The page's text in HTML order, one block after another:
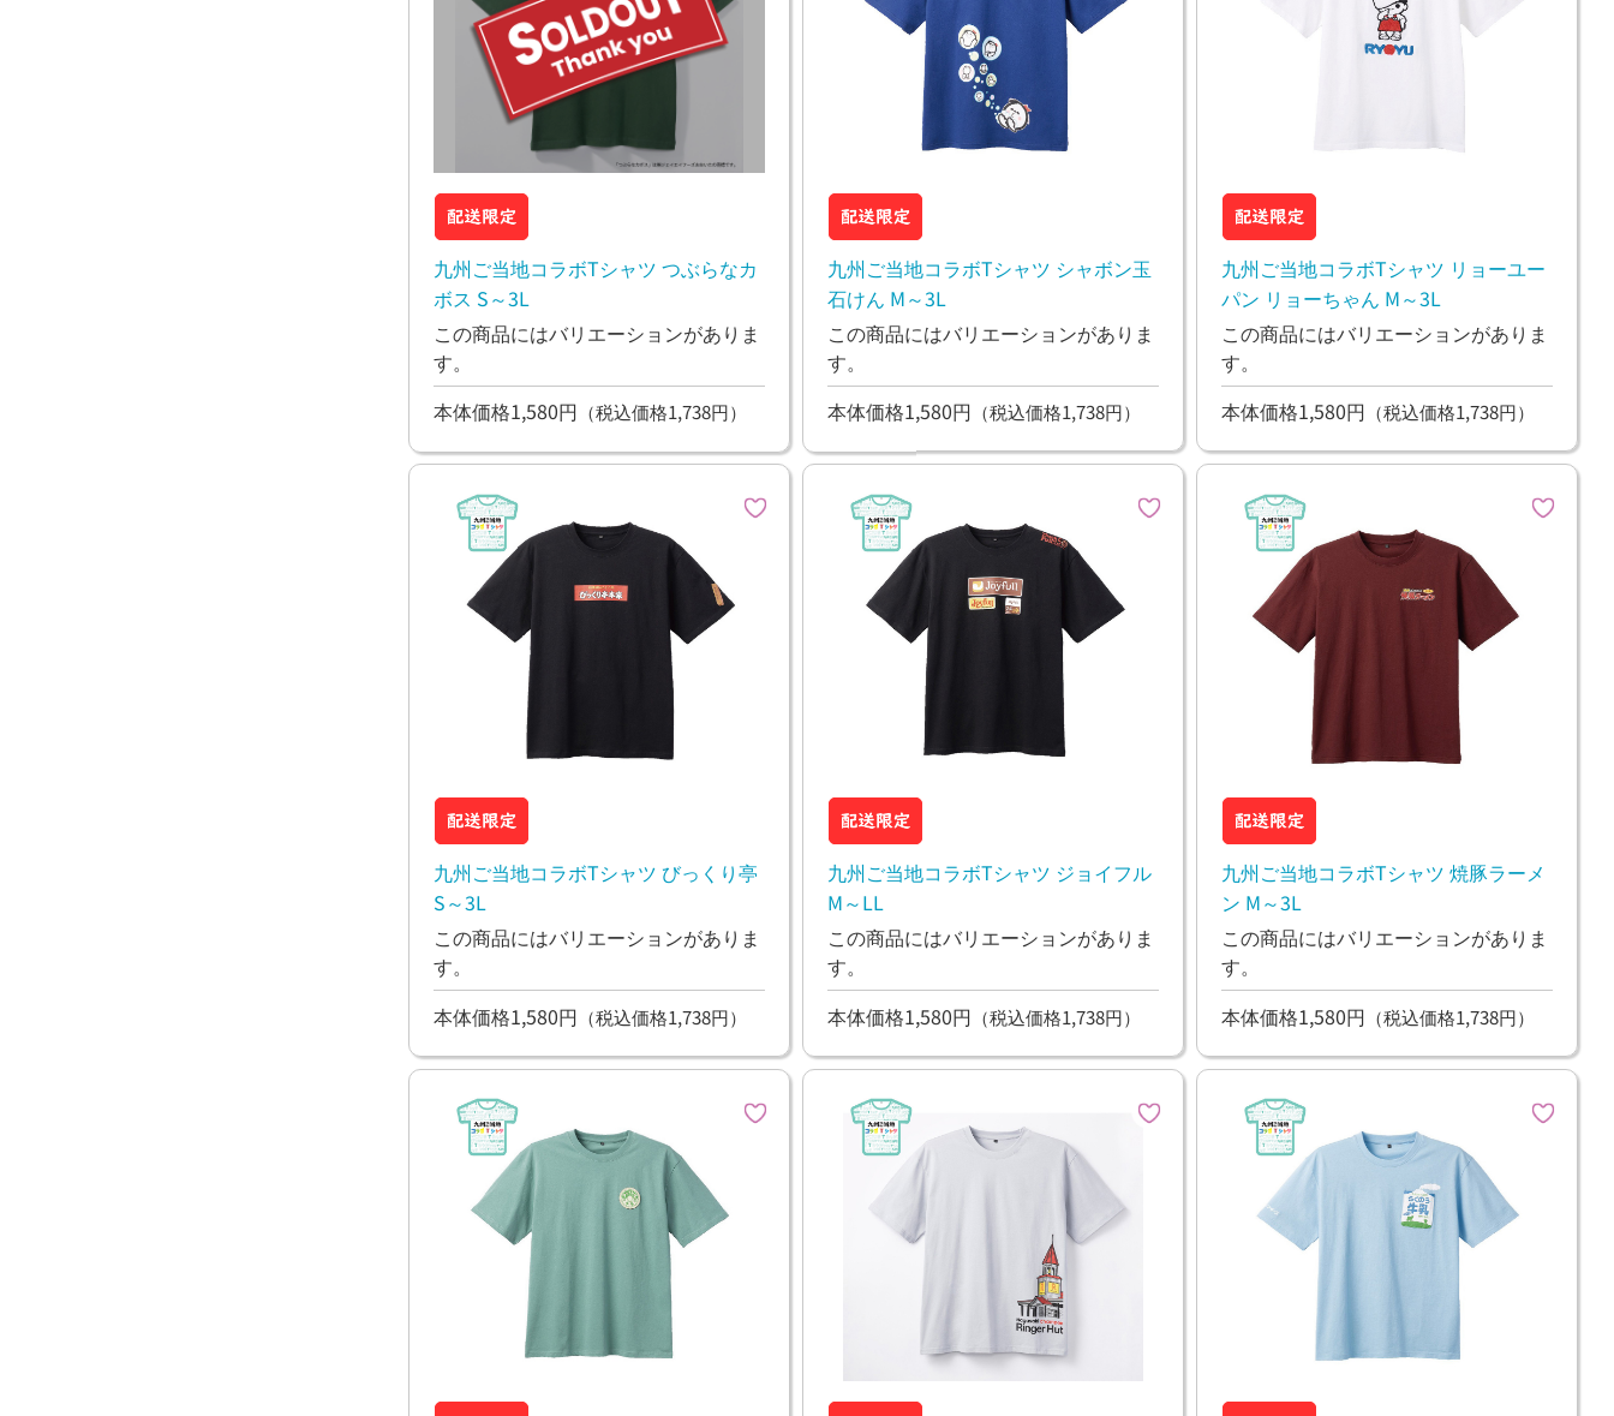
九州ご当地コラボTシャツ つぶらなカ
ボス S～3L
この商品にはバリエーションがありま
す。
本体価格1,580円 （税込価格1,738円）
九州ご当地コラボTシャツ シャボン玉
石けん M～3L
この商品にはバリエーションがありま
す。
本体価格1,580円 （税込価格1,738円）
九州ご当地コラボTシャツ リョーユー
パン リョーちゃん M～3L
この商品にはバリエーションがありま
す。
本体価格1,580円 （税込価格1,738円）
九州ご当地コラボTシャツ びっくり亭
S～3L
この商品にはバリエーションがありま
す。
本体価格1,580円 （税込価格1,738円）
九州ご当地コラボTシャツ ジョイフル
M～LL
この商品にはバリエーションがありま
す。
本体価格1,580円 （税込価格1,738円）
九州ご当地コラボTシャツ 焼豚ラーメ
ン M～3L
この商品にはバリエーションがありま
す。
本体価格1,580円 （税込価格1,738円）